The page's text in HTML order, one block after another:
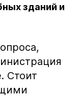
зданий и
Стоит